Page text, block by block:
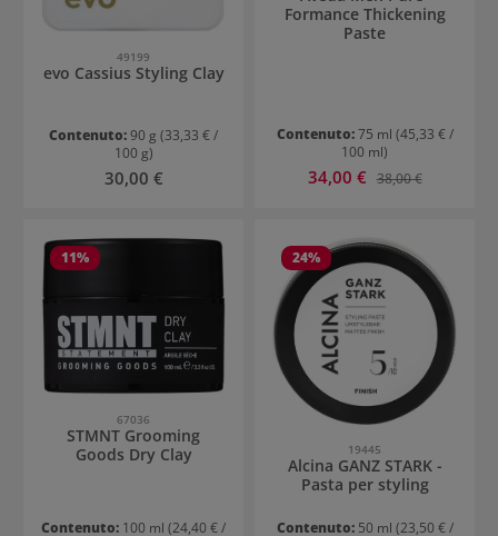
49199
evo Cassius Styling Clay
Contenuto:90 g (33,33 € /
100 g)
Prezzo normale:
30,00 €
Formance Thickening
Paste
Contenuto:75 ml (45,33 € /
100 ml)
Prezzo di vendita:
34,00 € Prezzo normale:
38,00 €
11%
67036
STMNT Grooming
Goods Dry Clay
Contenuto: 100 ml (24,40 € /
24%
19445
Alcina GANZ STARK -
Pasta per styling
Contenuto: 50 ml (23,50 € /